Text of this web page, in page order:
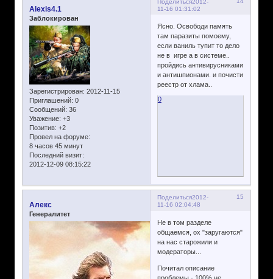
Поделиться2012-
11-16 01:31:02
Alexis4.1
Заблокирован
Зарегистрирован: 2012-11-15
Приглашений: 0
Сообщений: 36
Уважение: +3
Позитив: +2
Провел на форуме:
8 часов 45 минут
Последний визит:
2012-12-09 08:15:22
Ясно. Освободи память
там паразиты помоему,
если ваниль тупит то дело
не в игре а в системе..
пройдись антивирусниками
и антишпионами. и почисти
реестр от хлама..
0
Поделиться 15
2012-
11-16 02:04:48
Алекс
Генералитет
Не в том разделе
общаемся, ох "заругаются"
на нас старожили и
модераторы...
Почитал описание
проблемы - 100% не